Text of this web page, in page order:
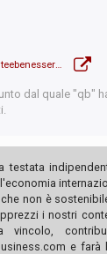
dal quale "qb"
testata
non è
i nostri
vincolo,
e